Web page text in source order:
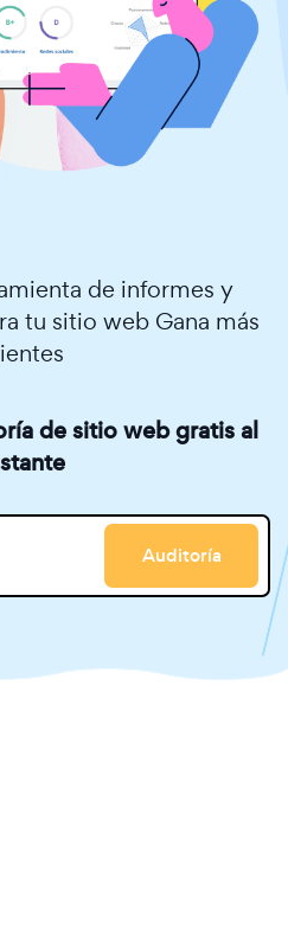
de informes y
tu sitio web Gana más
de sitio web gratis al
Auditoría